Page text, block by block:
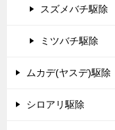
スズメバチ駆除
ミツバチ駆除
ムカデ(ヤスデ)駆除
シロアリ駆除